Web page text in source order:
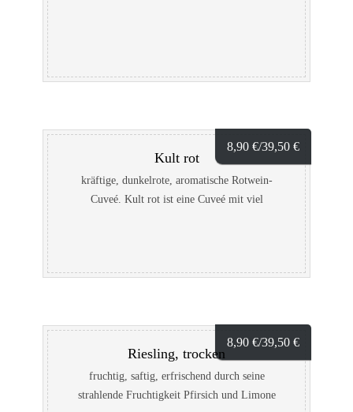
8,90 €/39,50 €
Kult rot
kräftige, dunkelrote, aromatische Rotwein-
Cuveé. Kult rot ist eine Cuveé mit viel
8,90 €/39,50 €
Riesling, trocken
fruchtig, saftig, erfrischend durch seine
strahlende Fruchtigkeit Pfirsich und Limone